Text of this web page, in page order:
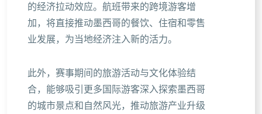
的经济拉动效应。航班带来的跨境游客增
加，将直接推动墨西哥的餐饮、住宿和零售
业发展，为当地经济注入新的活力。
此外，赛事期间的旅游活动与文化体验结
合，能够吸引更多国际游客深入探索墨西哥
的城市景点和自然风光，推动旅游产业升级